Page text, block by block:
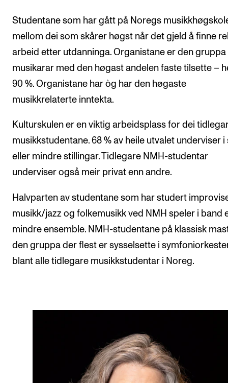
Studentane som har gått på Noregs
mellom dei som skårer høgst når det gjeld å finne
arbeid etter utdanninga. Organistane er den gruppa
musikarar med den høgast andelen faste tilsette –
90 %. Organistane har òg har den høgaste
musikkrelaterte inntekta.
Kulturskulen er en viktig arbeidsplass for dei
musikkstudentane. 68 % av heile utvalet underviser
eller mindre stillingar. Tidlegare NMH-studentar
underviser også meir privat enn andre.
Halvparten av studentane som har studert
musikk/jazz og folkemusikk ved NMH speler i band
mindre ensemble. NMH-studentane på klassisk
den gruppa der flest er sysselsette i
blant alle tidlegare musikkstudentar i Noreg.